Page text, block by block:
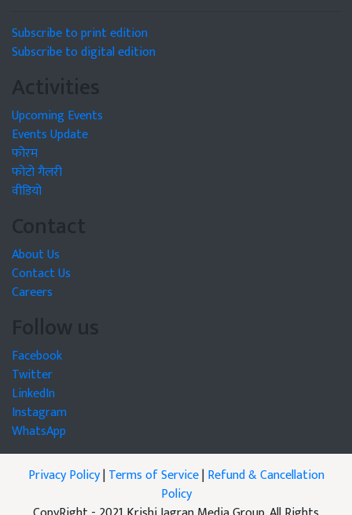
Subscribe to print edition
Subscribe to digital edition
Activities
Upcoming Events
Events Update
फोरम
फोटो गैलरी
वीडियो
Contact
About Us
Contact Us
Careers
Follow us
Facebook
Twitter
LinkedIn
Instagram
WhatsApp
Privacy Policy|Terms of Service|Refund & Cancellation
Policy